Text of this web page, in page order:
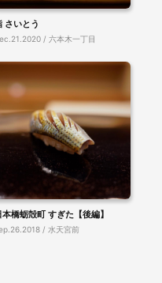
さいとう
/ 六本木一丁目
本橋蛎殻町 すぎた【後編】
/ 水天宮前